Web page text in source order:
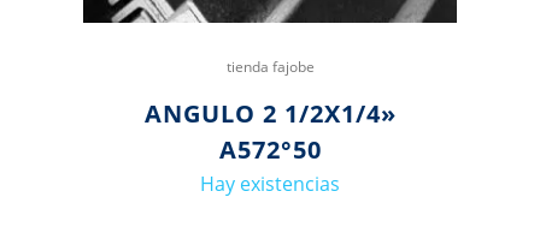
tienda fajobe
ANGULO 2 1/2X1/4»
A572°50
Hay existencias